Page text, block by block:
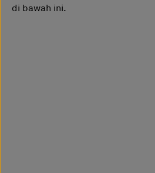
di bawah ini.